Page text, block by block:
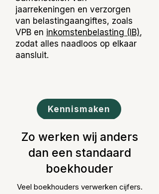
jaarrekeningen en verzorgen
van belastingaangiftes, zoals
VPB en inkomstenbelasting (IB),
zodat alles naadloos op elkaar
aansluit.
Kennismaken
Zo werken wij anders
dan een standaard
boekhouder
Veel boekhouders verwerken cijfers.